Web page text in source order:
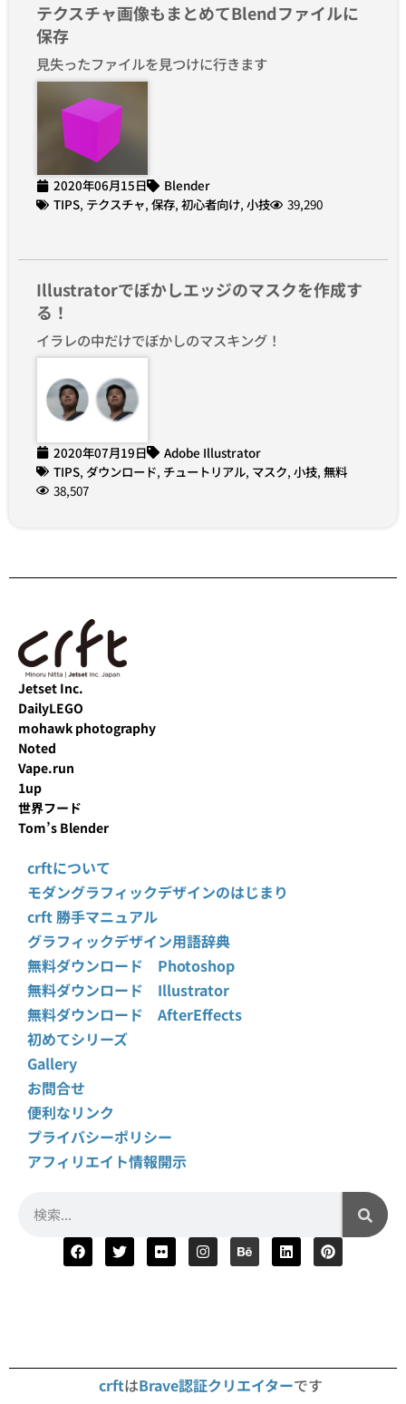
テクスチャ画像もまとめてBlendファイルに
保存
見失ったファイルを見つけに行きます
2020年06月15日
Blender
TIPS, テクスチャ, 保存, 初心者向け, 小技 39,290
Illustratorでぼかしエッジのマスクを作成す
る！
イラレの中だけでぼかしのマスキング！
2020年07月19日
Adobe Illustrator
TIPS, ダウンロード, チュートリアル, マスク, 小技, 無料
38,507
Jetset Inc.
DailyLEGO
mohawk photography
Noted
Vape.run
1up
世界フード
Tom’s Blender
crftについて
モダングラフィックデザインのはじまり
crft 勝手マニュアル
グラフィックデザイン用語辞典
無料ダウンロード Photoshop
無料ダウンロード Illustrator
無料ダウンロード AfterEffects
初めてシリーズ
Gallery
お問合せ
便利なリンク
プライバシーポリシー
アフィリエイト情報開示
crftはBrave認証クリエイターです